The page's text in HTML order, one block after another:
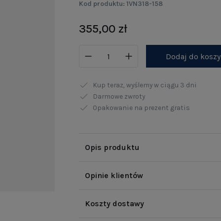
Kod produktu: 1VN318-158
355,00 zł
Dodaj do
Kup teraz, wyślemy w ciągu 3 dni
Darmowe zwroty
Opakowanie na prezent gratis
Opis produktu
Opinie klientów
Koszty dostawy